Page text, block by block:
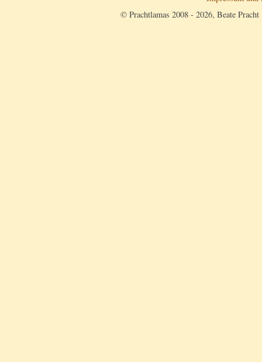
© Prachtlamas 2008 - 2026, Beate Pracht